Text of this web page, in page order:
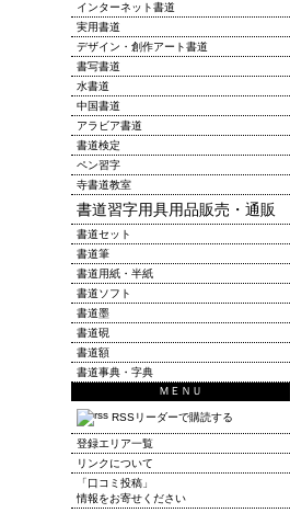
インターネット書道
実用書道
デザイン・創作アート書道
書写書道
水書道
中国書道
アラビア書道
書道検定
ペン習字
寺書道教室
書道習字用具用品販売・通販
書道セット
書道筆
書道用紙・半紙
書道ソフト
書道墨
書道硯
書道額
書道事典・字典
ＭＥＮＵ
RSSリーダーで購読する
登録エリア一覧
リンクについて
「口コミ投稿」
情報をお寄せください